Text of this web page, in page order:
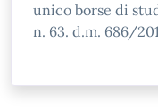
unico borse di
n. 63. d.m. 686/